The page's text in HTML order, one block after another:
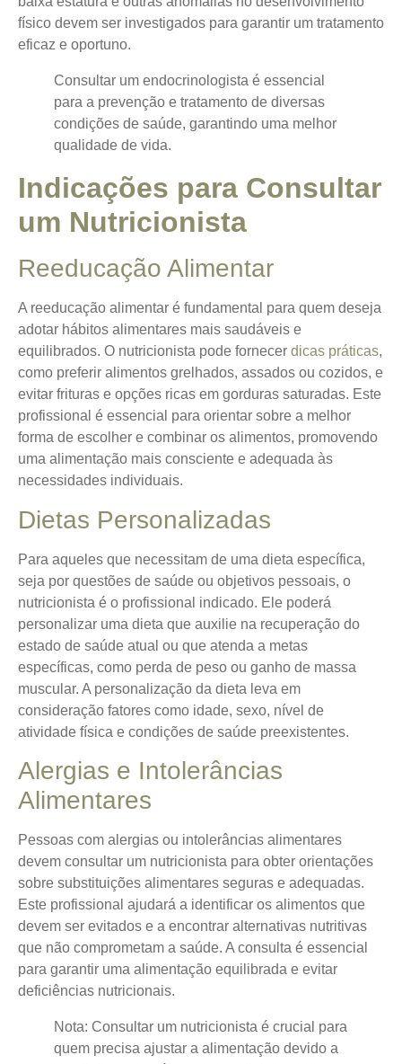
físico devem ser investigados para garantir um tratamento
eficaz e oportuno.
Consultar um endocrinologista é essencial
para a prevenção e tratamento de diversas
condições de saúde, garantindo uma melhor
qualidade de vida.
Indicações para Consultar
um Nutricionista
Reeducação Alimentar
A reeducação alimentar é fundamental para quem deseja
adotar hábitos alimentares mais saudáveis e
equilibrados. O nutricionista pode fornecer dicas práticas,
como preferir alimentos grelhados, assados ou cozidos, e
evitar frituras e opções ricas em gorduras saturadas. Este
profissional é essencial para orientar sobre a melhor
forma de escolher e combinar os alimentos, promovendo
uma alimentação mais consciente e adequada às
necessidades individuais.
Dietas Personalizadas
Para aqueles que necessitam de uma dieta específica,
seja por questões de saúde ou objetivos pessoais, o
nutricionista é o profissional indicado. Ele poderá
personalizar uma dieta que auxilie na recuperação do
estado de saúde atual ou que atenda a metas
específicas, como perda de peso ou ganho de massa
muscular. A personalização da dieta leva em
consideração fatores como idade, sexo, nível de
atividade física e condições de saúde preexistentes.
Alergias e Intolerâncias
Alimentares
Pessoas com alergias ou intolerâncias alimentares
devem consultar um nutricionista para obter orientações
sobre substituições alimentares seguras e adequadas.
Este profissional ajudará a identificar os alimentos que
devem ser evitados e a encontrar alternativas nutritivas
que não comprometam a saúde. A consulta é essencial
para garantir uma alimentação equilibrada e evitar
deficiências nutricionais.
Nota: Consultar um nutricionista é crucial para
quem precisa ajustar a alimentação devido a